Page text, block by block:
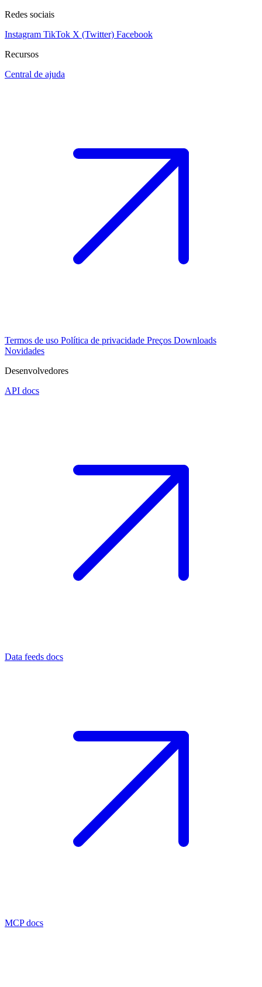
Redes sociais
Instagram TikTok X (Twitter) Facebook
Recursos
Central de ajuda
Termos de uso Política de privacidade Preços Downloads
Novidades
Desenvolvedores
API docs
Data feeds docs
MCP docs